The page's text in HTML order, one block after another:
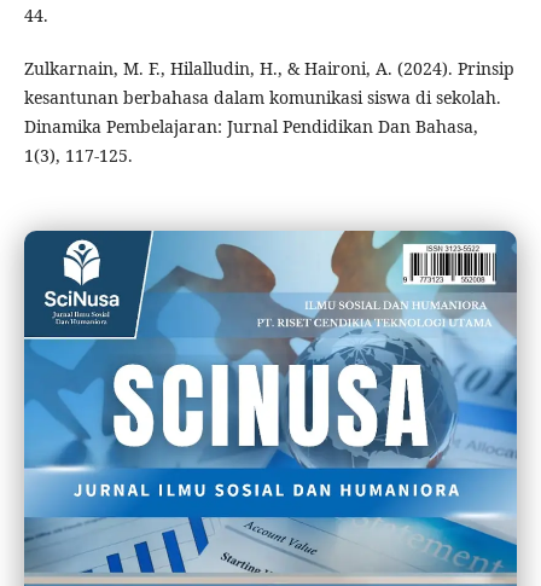
44.
Zulkarnain, M. F., Hilalludin, H., & Haironi, A. (2024). Prinsip
kesantunan berbahasa dalam komunikasi siswa di sekolah.
Dinamika Pembelajaran: Jurnal Pendidikan Dan Bahasa,
1(3), 117-125.